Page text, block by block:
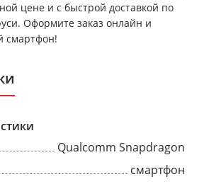
цене и с быстрой доставкой по
Оформите заказ онлайн и
смартфон!
Qualcomm Snapdragon
смартфон